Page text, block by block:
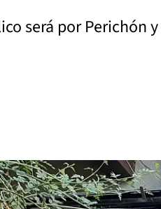
será por Perichón